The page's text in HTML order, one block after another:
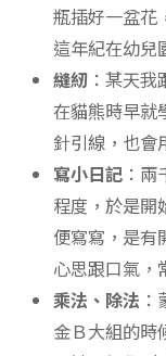
瓶插好一盆花
這年紀在幼兒
縫紉：某天我
在貓熊時早就
針引線，也會
寫小日記：兩
程度，於是開
便寫寫，是有
心思跟口氣，
乘法、除法
金Ｂ大組的時